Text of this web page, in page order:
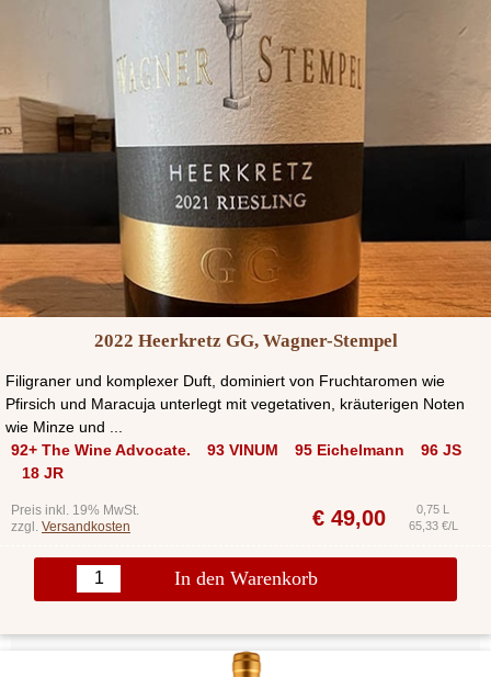
2022 Heerkretz GG, Wagner-Stempel
Filigraner und komplexer Duft, dominiert von Fruchtaromen wie
Pfirsich und Maracuja unterlegt mit vegetativen, kräuterigen Noten
wie Minze und ...
92+ The Wine Advocate.
93 VINUM 95 Eichelmann
96 JS
18 JR
Preis inkl. 19% MwSt.
zzgl. Versandkosten € 49,00
0,75 L
65,33 €/L
In den Warenkorb